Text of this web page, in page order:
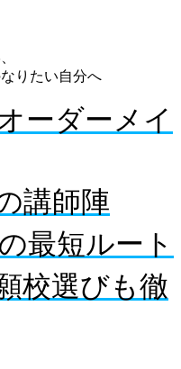
りたい自分へ
ーダーメイ
講師陣
最短ルート
校選びも徹